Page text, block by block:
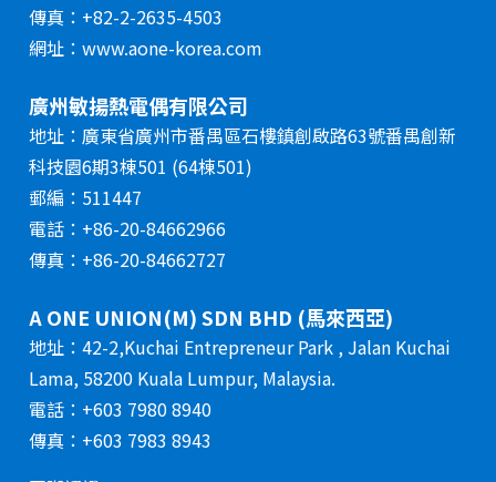
傳真：+82-2-2635-4503
網址：www.aone-korea.com
廣州敏揚熱電偶有限公司
地址：廣東省廣州市番禺區石樓鎮創啟路63號番禺創新
科技園6期3棟501 (64棟501)
郵編：511447
電話：+86-20-84662966
傳真：+86-20-84662727
A ONE UNION(M) SDN BHD (馬來西亞)
地址：42-2,Kuchai Entrepreneur Park , Jalan Kuchai
Lama, 58200 Kuala Lumpur, Malaysia.
電話：+603 7980 8940
傳真：+603 7983 8943